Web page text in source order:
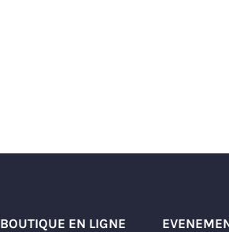
BOUTIQUE EN LIGNE